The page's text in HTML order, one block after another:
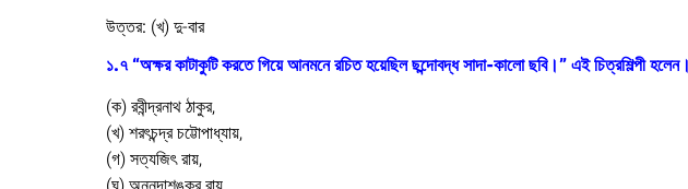
উত্তর: (খ) দু-বার
১.৭ “অক্ষর কাটাকুটি করতে গিয়ে আনমনে রচিত হয়েছিল ছন্দোবদ্ধ সাদা-কালো ছবি।” এই চিত্রশিল্পী হলেন।
(ক) রবীন্দ্রনাথ ঠাকুর,
(খ) শরৎচন্দ্র চট্টোপাধ্যায়,
(গ) সত্যজিৎ রায়,